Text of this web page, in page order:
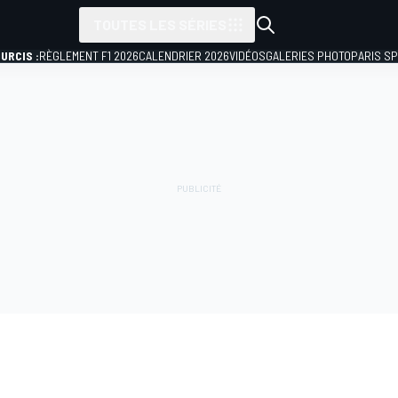
:RÈGLEMENT F1 2026CALENDRIER 2026VIDÉOSGALERIES PHOTOPARIS